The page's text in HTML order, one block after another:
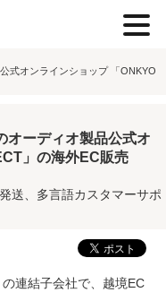
式オンラインショップ 「ONKYO
オーディオ製品公式オ
」の海外EC販売
送、多言語カスタマーサポ
連結子会社で、越境EC